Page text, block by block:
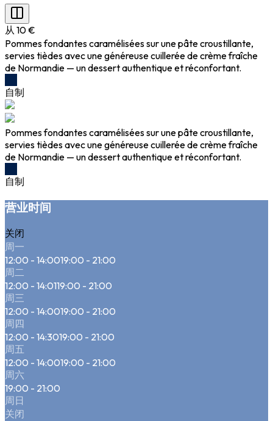
从 10 €
Pommes fondantes caramélisées sur une pâte croustillante,
servies tièdes avec une généreuse cuillerée de crème fraîche
de Normandie — un dessert authentique et réconfortant.
自制
Pommes fondantes caramélisées sur une pâte croustillante,
servies tièdes avec une généreuse cuillerée de crème fraîche
de Normandie — un dessert authentique et réconfortant.
自制
营业时间
关闭
周一
12:00 - 14:0019:00 - 21:00
周二
12:00 - 14:0119:00 - 21:00
周三
12:00 - 14:0019:00 - 21:00
周四
12:00 - 14:3019:00 - 21:00
周五
12:00 - 14:0019:00 - 21:00
周六
19:00 - 21:00
周日
关闭